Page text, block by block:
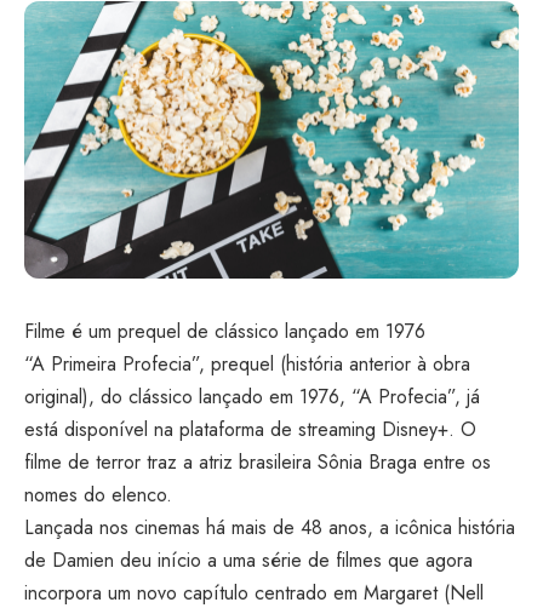
Filme é um prequel de clássico lançado em 1976
“A Primeira Profecia”, prequel (história anterior à obra
original), do clássico lançado em 1976, “A Profecia”, já
está disponível na plataforma de streaming Disney+. O
filme de terror traz a atriz brasileira Sônia Braga entre os
nomes do elenco.
Lançada nos cinemas há mais de 48 anos, a icônica história
de Damien deu início a uma série de filmes que agora
incorpora um novo capítulo centrado em Margaret (Nell